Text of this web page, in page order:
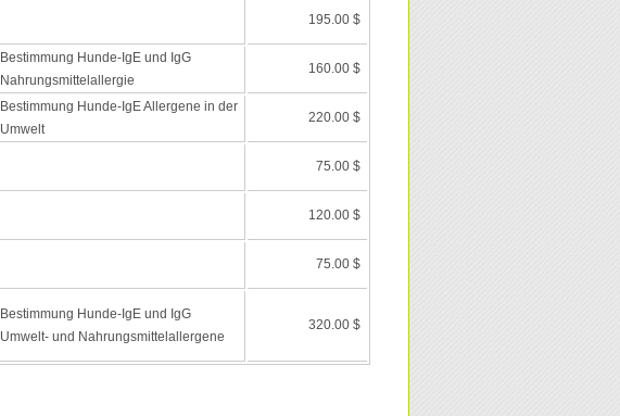
195.00 $
Bestimmung Hunde-IgE und IgG
Nahrungsmittelallergie
160.00 $
Bestimmung Hunde-IgE Allergene in der
Umwelt
220.00 $
75.00 $
120.00 $
75.00 $
Bestimmung Hunde-IgE und IgG
Umwelt- und Nahrungsmittelallergene
320.00 $